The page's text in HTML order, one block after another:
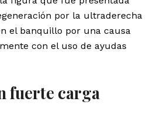
por la ultraderecha
el banquillo por una causa
con el uso de ayudas
fuerte carga